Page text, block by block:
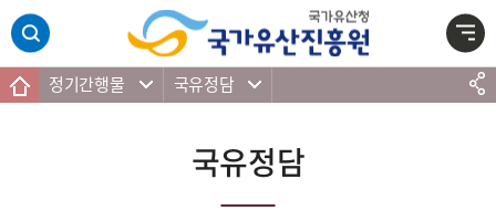
본문 바로가기
주메뉴 바로가기
하단 바로가기
정기간행물 국유정담
국유정담